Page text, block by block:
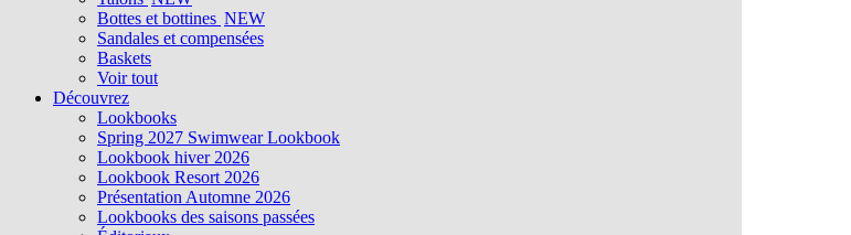
Bottes et bottines NEW
Sandales et compensées
Baskets
Voir tout
Découvrez
Lookbooks
Spring 2027 Swimwear Lookbook
Lookbook hiver 2026
Lookbook Resort 2026
Présentation Automne 2026
Lookbooks des saisons passées